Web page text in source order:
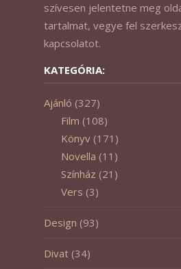
szívesen jelentetne meg
tartalmat, vegye fel
kapcsolatot.
KATEGÓRIA:
Ajánló (327)
Film (108)
Könyv (171)
Novella (11)
Színház (21)
Vers (3)
Design (93)
Divat (34)